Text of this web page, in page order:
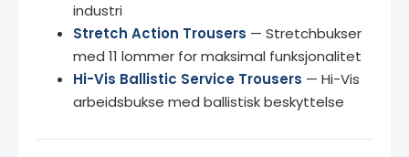
industri
Stretch Action Trousers — Stretchbukser
med 11 lommer for maksimal funksjonalitet
Hi-Vis Ballistic Service Trousers — Hi-Vis
arbeidsbukse med ballistisk beskyttelse